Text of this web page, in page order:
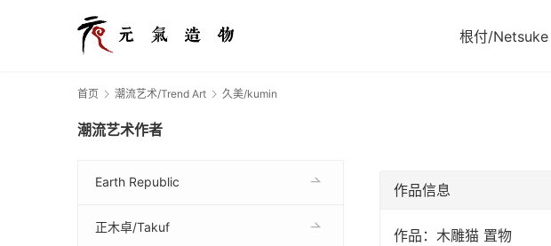
根付/Netsuke
首页 潮流艺术/Trend Art 久美/kumin
作品信息
作品：木雕猫 置物
潮流艺术作者
Earth Republic
正木卓/Takuf